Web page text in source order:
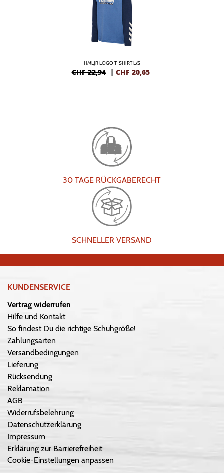
HMLJR LOGO T-SHIRT L/S
CHF 22,94 | CHF 20,65
30 TAGE RÜCKGABERECHT
SCHNELLER VERSAND
KUNDENSERVICE
Vertrag widerrufen
Hilfe und Kontakt
So findest Du die richtige Schuhgröße!
Zahlungsarten
Versandbedingungen
Lieferung
Rücksendung
Reklamation
AGB
Widerrufsbelehrung
Datenschutzerklärung
Impressum
Erklärung zur Barrierefreiheit
Cookie-Einstellungen anpassen